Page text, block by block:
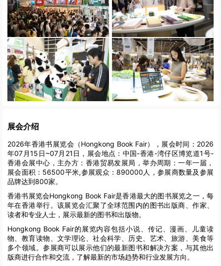
展会介绍
2026年香港书展览会（Hongkong Book Fair），展会时间：2026
年07月15日~07月21日，展会地点：中国-香港-湾仔区博览道1号-
香港会展中心，主办方：香港贸易发展局，举办周期：一年一届，
展会面积：56500平米,参展观众：890000人，参展商数量及参展
品牌达到800家。
香港书展览会Hongkong Book Fair是香港最大的图书展览之一，每
年在香港举行。该展览会汇聚了全球范围内的图书出版商、作家、
读者和专业人士，展示最新的图书和出版物。
Hongkong Book Fair的展览内容包括小说、传记、漫画、儿童读
物、教育读物、文学理论、社会科学、历史、艺术、旅游、美食等
多个领域。参展商可以展示他们的最新图书和解决方案，与其他出
版商进行合作和交流，了解最新的市场趋势和行业发展方向。